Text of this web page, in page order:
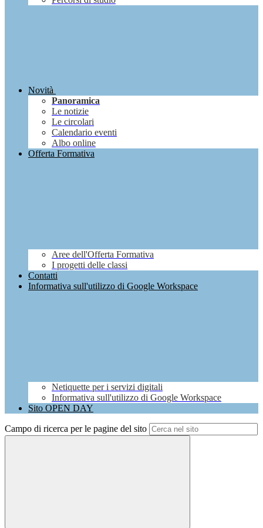
Novità
Panoramica
Le notizie
Le circolari
Calendario eventi
Albo online
Offerta Formativa
Aree dell'Offerta Formativa
I progetti delle classi
Contatti
Informativa sull'utilizzo di Google Workspace
Netiquette per i servizi digitali
Informativa sull'utilizzo di Google Workspace
Sito OPEN DAY
Campo di ricerca per le pagine del sito